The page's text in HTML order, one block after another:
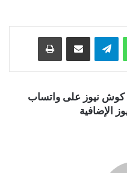
واتساب تيلقرام
كوش نيوز على واتساب
الإضافية